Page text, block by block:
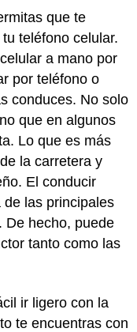
que te
teléfono celular.
a mano por
por teléfono o
conduces. No solo
que en algunos
Lo que es más
la carretera y
El conducir
las principales
De hecho, puede
tanto como las
ir ligero con la
te encuentras con